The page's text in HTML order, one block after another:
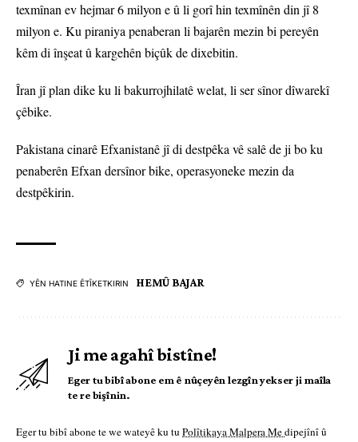
texmînan ev hejmar 6 milyon e û li gorî hin texmînên din jî 8
milyon e. Ku piraniya penaberan li bajarên mezin bi pereyên
kêm di înşeat û kargehên biçûk de dixebitin.
Îran jî plan dike ku li bakurrojhilatê welat, li ser sînor dîwarekî
çêbike.
Pakistana cinarê Efxanistanê jî di destpêka vê salê de ji bo ku
penaberên Efxan dersînor bike, operasyoneke mezin da
destpêkirin.
YÊN HATINE ÊTÎKETKIRIN HEMÛ BAJAR
Ji me agahî bistîne!
Eger tu bibî abone em ê nûçeyên lezgîn yekser ji maîla
te re bişînin.
Eger tu bibî abone te we wateyê ku tu Polîtikaya Malpera Medipejînî û